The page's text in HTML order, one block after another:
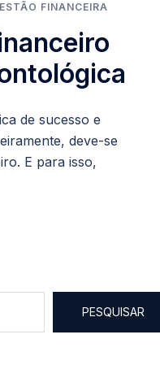
FINANCEIRA
de sucesso e
deve-se
E para isso,
PESQUISAR